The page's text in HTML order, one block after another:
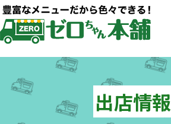
content
出店情報